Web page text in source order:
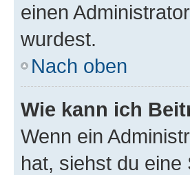
einen
wurdest.
Nach oben
Wie kann ich
Wenn ein
hat, siehst du